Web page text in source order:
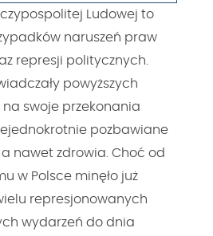
Ludowej to
naruszeń praw
represji politycznych.
powyższych
na swoje przekonania
pozbawiane
nawet zdrowia. Choć od
w Polsce minęło już
represjonowanych
wydarzeń do dnia